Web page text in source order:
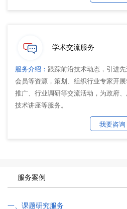
学术交流服务
服务介绍： 跟踪前沿技术动态，引进
会员等资源，策划、组织行业专家开
推广、行业调研等交流活动，为政府
技术讲座等服务。
我要咨询
服务案例
一、课题研究服务